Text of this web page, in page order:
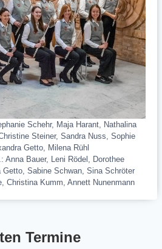
Schehr, Maja Harant, Nathalina
Steiner, Sandra Nuss, Sophie
Getto, Milena Rühl
Anna Bauer, Leni Rödel, Dorothee
Getto, Sabine Schwan, Sina Schröter
Christina Kumm, Annett Nunenmann
Termine